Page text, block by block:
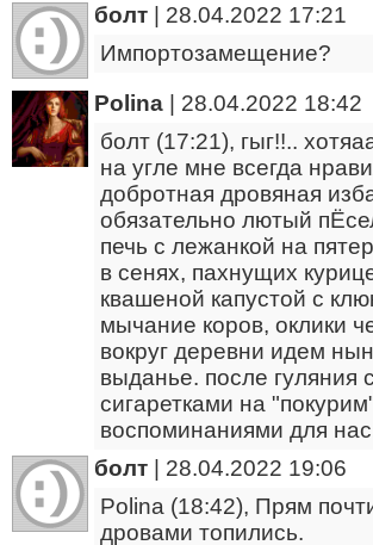
болт
28.04.2022 17:21
Импортозамещение?
Polina
28.04.2022 18:42
болт (17:21), гыг!!..
на угле мне всегда
добротная дровяная
обязательно лютый
печь с лежанкой на
в сенях, пахнущих
квашеной капустой с
мычание коров, оклики
вокруг деревни идем
выданье. после гуляния
сигаретками на
воспоминаниями для
болт
28.04.2022 19:06
Polina (18:42), Прям
дровами топились.